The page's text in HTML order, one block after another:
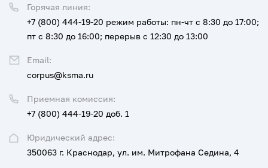
Юридический адрес:
350063 г. Краснодар, ул. им. Митрофана Седина, 4
Приемная комиссия:
+7 (800) 444-19-20 доб. 1
Горячая линия:
+7 (800) 444-19-20 режим работы: пн-чт с 8:30 до 17:00;
пт с 8:30 до 16:00; перерыв с 12:30 до 13:00
Email:
corpus@ksma.ru